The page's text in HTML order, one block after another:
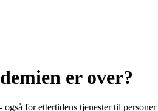
er over?
også for ettertidens tjenester til